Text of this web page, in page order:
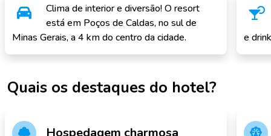
Clima de interior e diversão! O resort
está em Poços de Caldas, no sul de
Minas Gerais, a 4 km do centro da cidade.
e
Quais os destaques do hotel?
Hospedagem charmosa